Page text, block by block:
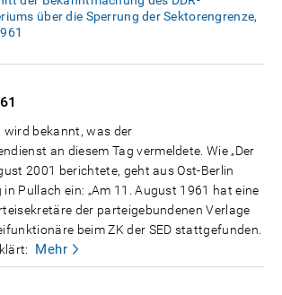
über die Sperrung der Sektorengrenze,
wird bekannt, was der
an diesem Tag vermeldete. Wie „Der
2001 berichtete, geht aus Ost-Berlin
Pullach ein: „Am 11. August 1961 hat eine
der parteigebundenen Verlage
beim ZK der SED stattgefunden.
Mehr